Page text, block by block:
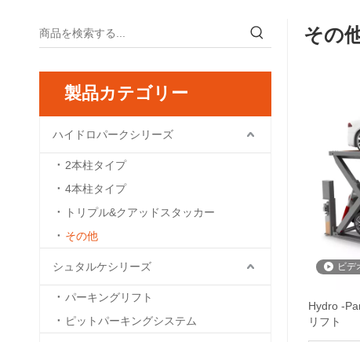
製品カテゴリー
ハイドロパークシリーズ
2本柱タイプ
4本柱タイプ
トリプル&クアッドスタッカー
その他
シュタルケシリーズ
パーキングリフト
ピットパーキングシステム
その
ビデ
Hydro -
リフト